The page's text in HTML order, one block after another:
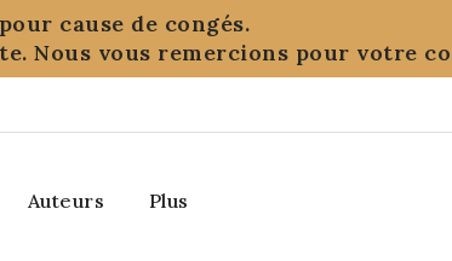
cause de congés.
Nous vous remercions pour votre
Auteurs Plus